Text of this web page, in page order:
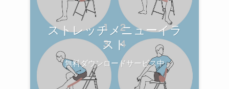
ストレッチメニューイラ
スト
無料ダウンロードサービス中